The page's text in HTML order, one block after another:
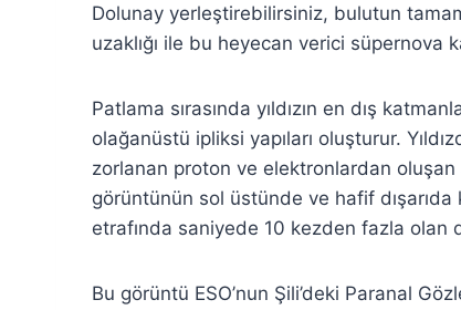
Dolunay yerleştirebilirsiniz, bulutun
uzaklığı ile bu heyecan verici süpernova
Patlama sırasında yıldızın en dış
olağanüstü ipliksi yapıları oluşturur.
zorlanan proton ve elektronlardan oluşan
görüntünün sol üstünde ve hafif dışarıda
etrafında saniyede 10 kezden fazla olan
Bu görüntü ESO’nun Şili’deki Paranal